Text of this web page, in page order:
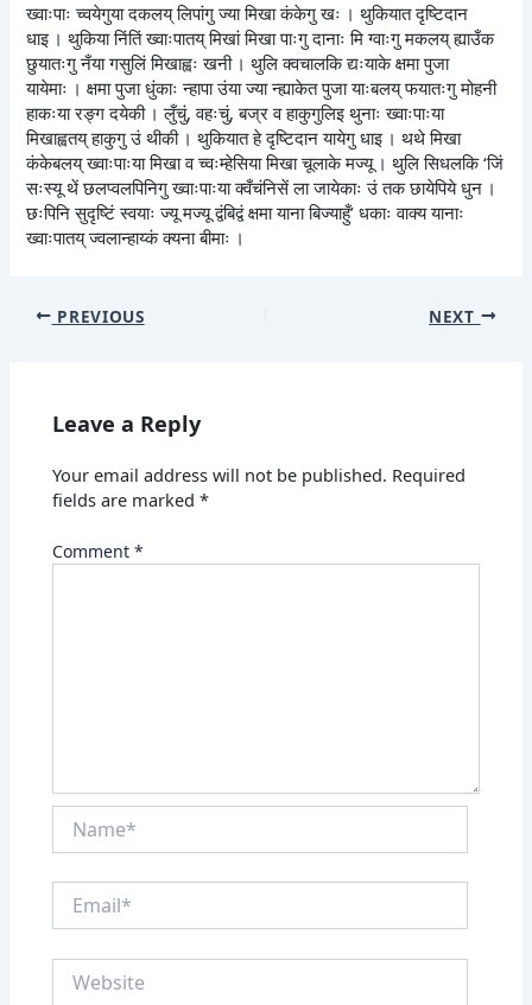
ख्वाःपाः च्वयेगुया दकलय् लिपांगु ज्या मिखा कंकेगु खः । थुकियात दृष्टिदान
धाइ । थुकिया निंतिं ख्वाःपातय् मिखां मिखा पाःगु दानाः मि ग्वाःगु मकलय् ह्याउँक
छुयातःगु नँया गसुलिं मिखाह्वः खनी । थुलि क्वचालकि द्यःयाके क्षमा पुजा
यायेमाः । क्षमा पुजा धुंकाः न्हापा उंया ज्या न्ह्याकेत पुजा याःबलय् फयातःगु मोहनी
हाकःया रङ्ग दयेकी । लुँचुं, वहःचुं, बज्र व हाकुगुलिइ थुनाः ख्वाःपाःया
मिखाह्वतय् हाकुगु उं थीकी । थुकियात हे दृष्टिदान यायेगु धाइ । थथे मिखा
कंकेबलय् ख्वाःपाःया मिखा व च्वःम्हेसिया मिखा चूलाके मज्यू । थुलि सिधलकि ‘जिं
सःस्यू थें छलप्वलपिनिगु ख्वाःपाःया क्वँचंनिसें ला जायेकाः उं तक छायेपिये धुन ।
छःपिनि सुदृष्टिं स्वयाः ज्यू मज्यू द्वंबिद्वं क्षमा याना बिज्याहुँ’ धकाः वाक्य यानाः
ख्वाःपातय् ज्वलान्हाय्कं क्यना बीमाः ।
PREVIOUS NEXT
Leave a Reply
Your email address will not be published. Required
fields are marked*
Comment*